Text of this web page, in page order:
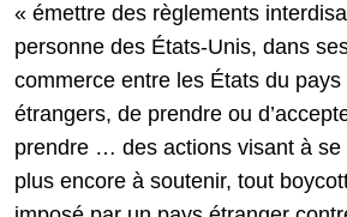
« émettre des règlements
personne des États-Unis, dans
commerce entre les États du
étrangers, de prendre ou
prendre … des actions visant à se
plus encore à soutenir, tout